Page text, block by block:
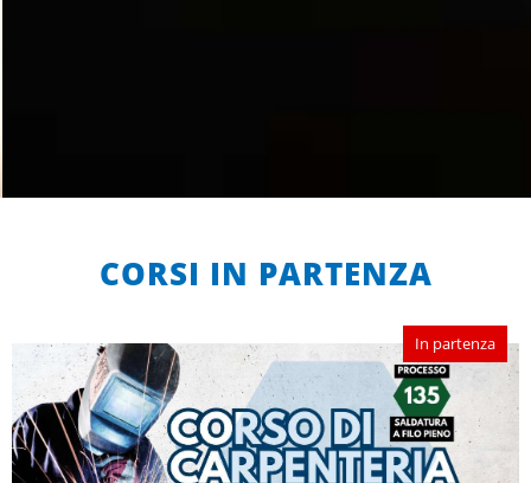
CORSI IN PARTENZA
In partenza